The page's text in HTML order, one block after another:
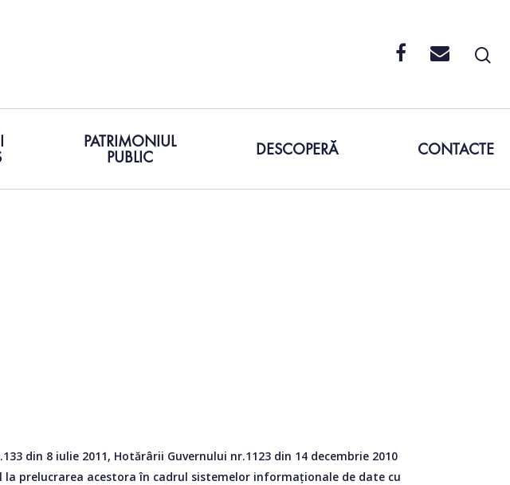
PATRIMONIUL
PUBLIC DESCOPERĂ CONTACTE
din 8 iulie 2011, Hotărârii Guvernului nr.1123 din 14 decembrie 2010
prelucrarea acestora în cadrul sistemelor informaționale de date cu